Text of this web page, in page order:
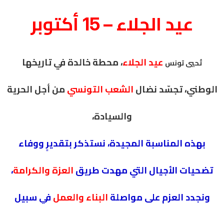
عيد الجلاء – 15 أكتوبر
تُحيي تونس عيد الجلاء، محطة خالدة في تاريخها
الوطني، تجسّد نضال الشعب التونسي من أجل الحرية
والسيادة،
بهذه المناسبة المجيدة، نستذكر بتقديرٍ ووفاء
تضحيات الأجيال التي مهدت طريق العزة والكرامة،
ونجدد العزم على مواصلة البناء والعمل في سبيل